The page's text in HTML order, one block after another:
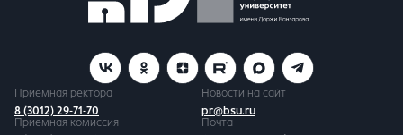
Приемная ректора
8 (3012) 29-71-70
Новости на сайт
pr@bsu.ru
Приемная комиссия
Почта